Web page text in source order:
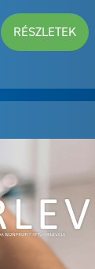
RÉSZLETEK